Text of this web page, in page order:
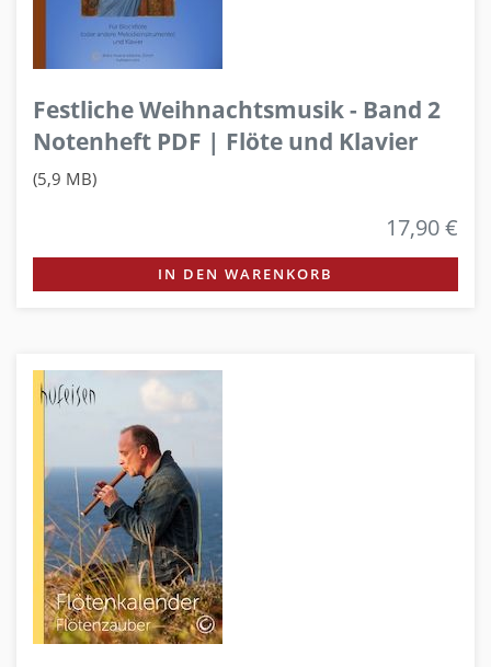
Festliche Weihnachtsmusik - Band 2
Notenheft PDF | Flöte und Klavier
(5,9 MB)
17,90 €
IN DEN WARENKORB